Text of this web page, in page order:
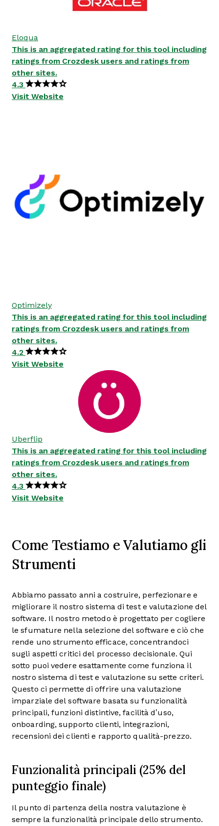
Eloqua
This is an aggregated rating for this tool including
ratings from Crozdesk users and ratings from
other sites.
4.3
Visit Website
Optimizely
This is an aggregated rating for this tool including
ratings from Crozdesk users and ratings from
other sites.
4.2
Visit Website
Uberflip
This is an aggregated rating for this tool including
ratings from Crozdesk users and ratings from
other sites.
4.3
Visit Website
Come Testiamo e Valutiamo gli
Strumenti
Abbiamo passato anni a costruire, perfezionare e
migliorare il nostro sistema di test e valutazione del
software. Il nostro metodo è progettato per cogliere
le sfumature nella selezione del software e ciò che
rende uno strumento efficace, concentrandoci
sugli aspetti critici del processo decisionale. Qui
sotto puoi vedere esattamente come funziona il
nostro sistema di test e valutazione su sette criteri.
Questo ci permette di offrire una valutazione
imparziale del software basata su funzionalità
principali, funzioni distintive, facilità d’uso,
onboarding, supporto clienti, integrazioni,
recensioni dei clienti e rapporto qualità-prezzo.
Funzionalità principali (25% del
punteggio finale)
Il punto di partenza della nostra valutazione è
sempre la funzionalità principale dello strumento.